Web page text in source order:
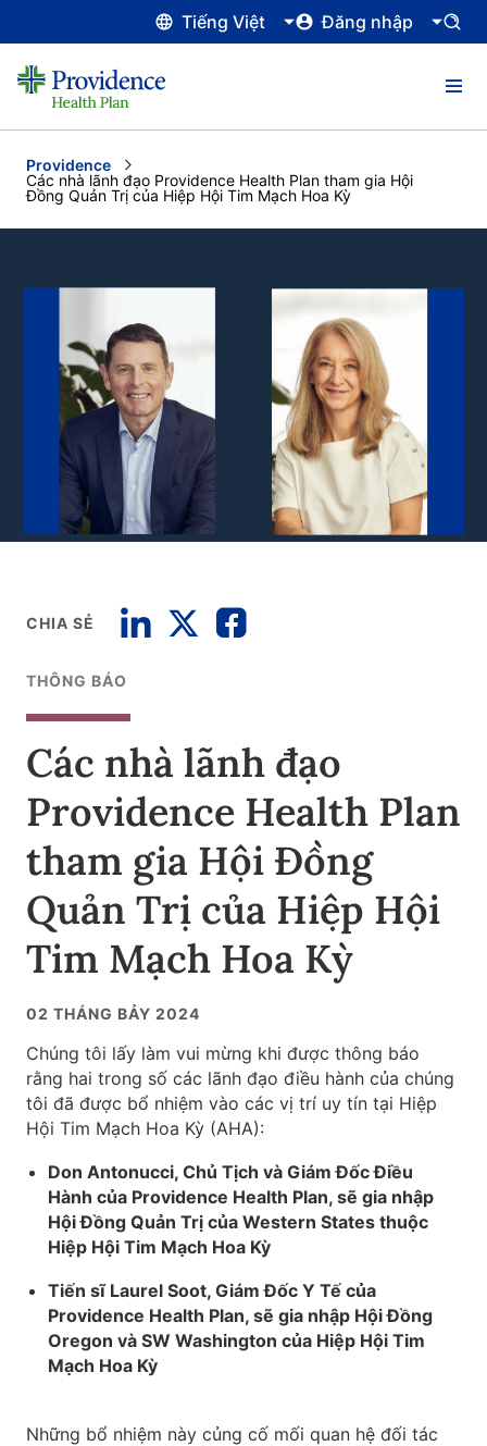
Tiếng Việt Đăng nhập
Providence
Current:
Các nhà lãnh đạo Providence Health Plan tham gia Hội
Đồng Quản Trị của Hiệp Hội Tim Mạch Hoa Kỳ
CHIA SẺ
THÔNG BÁO
Các nhà lãnh đạo
Providence Health Plan
tham gia Hội Đồng
Quản Trị của Hiệp Hội
Tim Mạch Hoa Kỳ
02 THÁNG BẢY 2024
Chúng tôi lấy làm vui mừng khi được thông báo
rằng hai trong số các lãnh đạo điều hành của chúng
tôi đã được bổ nhiệm vào các vị trí uy tín tại Hiệp
Hội Tim Mạch Hoa Kỳ (AHA):
Don Antonucci, Chủ Tịch và Giám Đốc Điều
Hành của Providence Health Plan, sẽ gia nhập
Hội Đồng Quản Trị của Western States thuộc
Hiệp Hội Tim Mạch Hoa Kỳ
Tiến sĩ Laurel Soot, Giám Đốc Y Tế của
Providence Health Plan, sẽ gia nhập Hội Đồng
Oregon và SW Washington của Hiệp Hội Tim
Mạch Hoa Kỳ
Những bổ nhiệm này củng cố mối quan hệ đối tác